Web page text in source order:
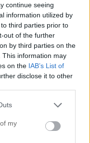
continue seeing
information utilized by
third parties prior to
out of the further
by third parties on the
This information may
on the IAB’s List of
disclose it to other
my
lycklig! Tror inte
jag vart utav dem. I
var jag verkligen svag.
skulle rasa. Bara man
fick jag en del bakslag.
mycket längre för
på sig och idag behöver
kan göra det på egen
och går ur kampen
mig själv. Idag kan jag